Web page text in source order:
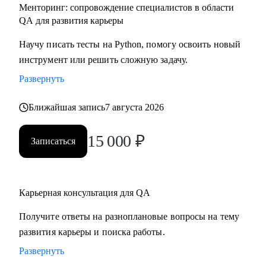
Менторинг: сопровождение специалистов в области
QA для развития карьеры
Научу писать тесты на Python, помогу освоить новый
инструмент или решить сложную задачу.
Развернуть
Ближайшая запись7 августа 2026
Записаться 15 000 ₽
Карьерная консультация для QA
Получите ответы на разноплановые вопросы на тему
развития карьеры и поиска работы.
Развернуть